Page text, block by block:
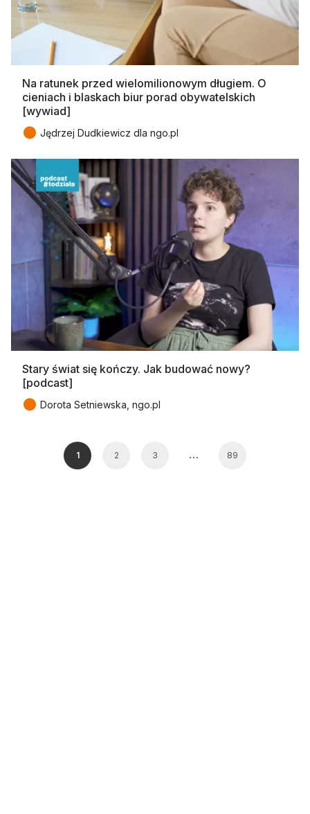
Na ratunek przed wielomilionowym długiem. O
cieniach i blaskach biur porad obywatelskich
[wywiad]
● Jędrzej Dudkiewicz dla ngo.pl
Stary świat się kończy. Jak budować nowy?
[podcast]
● Dorota Setniewska, ngo.pl
1 2 3 … 89